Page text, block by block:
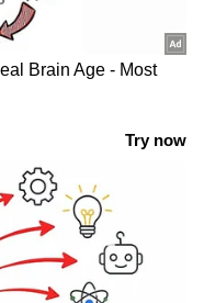
മറ്റൊരു
എ, ബീറ്റാ
കാരറ്റ്.
എന്നിവ കണ്ണിന്റെ
കണ്ണിലെ
സഹായിക്കുന്നു.